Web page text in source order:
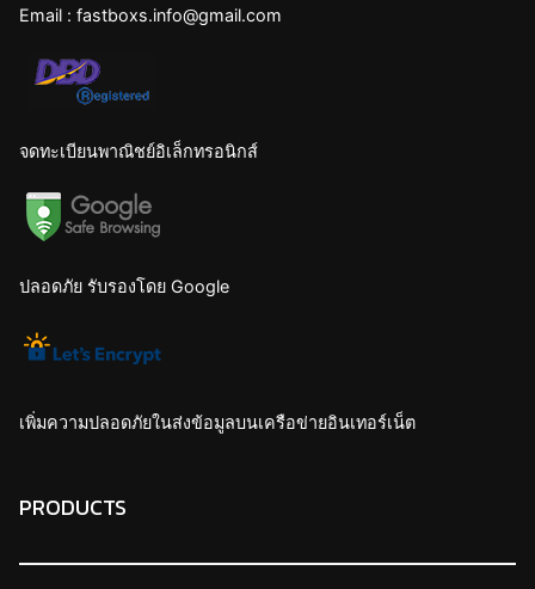
Email : fastboxs.info@gmail.com
จดทะเบียนพาณิชย์อิเล็กทรอนิกส์
ปลอดภัย รับรองโดย Google
เพิ่มความปลอดภัยในส่งข้อมูลบนเครือข่ายอินเทอร์เน็ต
PRODUCTS